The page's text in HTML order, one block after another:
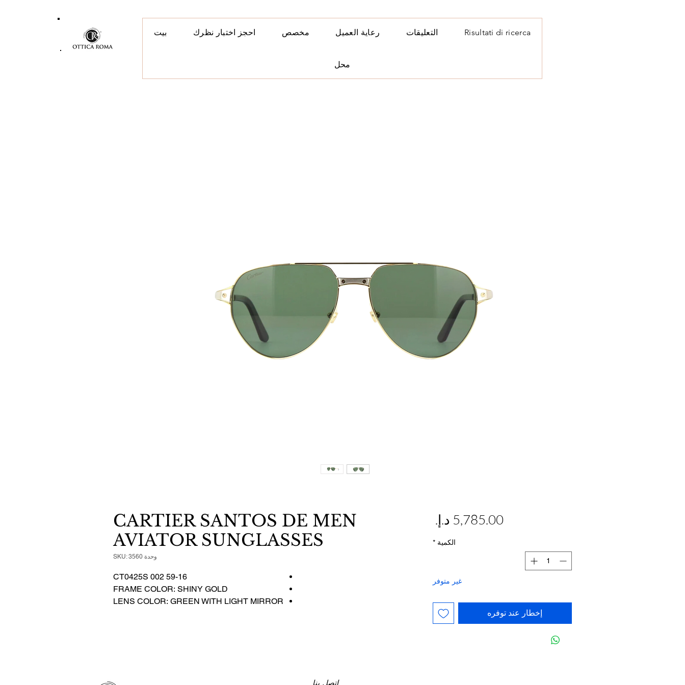
بيت احجز اختبار نظرك مخصص رعاية العميل التعليقات Risultati di ricerca
محل
CARTIER SANTOS DE MEN
AVIATOR SUNGLASSES
وحدة SKU: 3560
CT0425S 002 59-16
FRAME COLOR: SHINY GOLD
LENS COLOR: GREEN WITH LIGHT MIRROR
‏5,785.00 د.إ.‏
الكمية *
غير متوفر
إخطار عند توفره
اتصل بنا